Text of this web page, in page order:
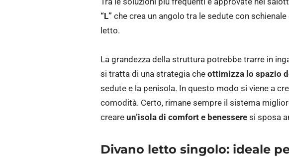
“L” che crea un angolo tra le sedute con
letto.
La grandezza della struttura potrebbe trarre in
si tratta di una strategia che ottimizza lo spazio
sedute e la penisola. In questo modo si viene a
comodità. Certo, rimane sempre il sistema
creare un’isola di comfort e benessere si sposa
Divano letto singolo: ideale